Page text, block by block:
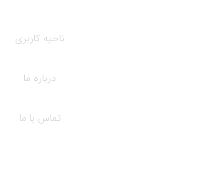
ناحیه کاربری
درباره ما
تماس با ما